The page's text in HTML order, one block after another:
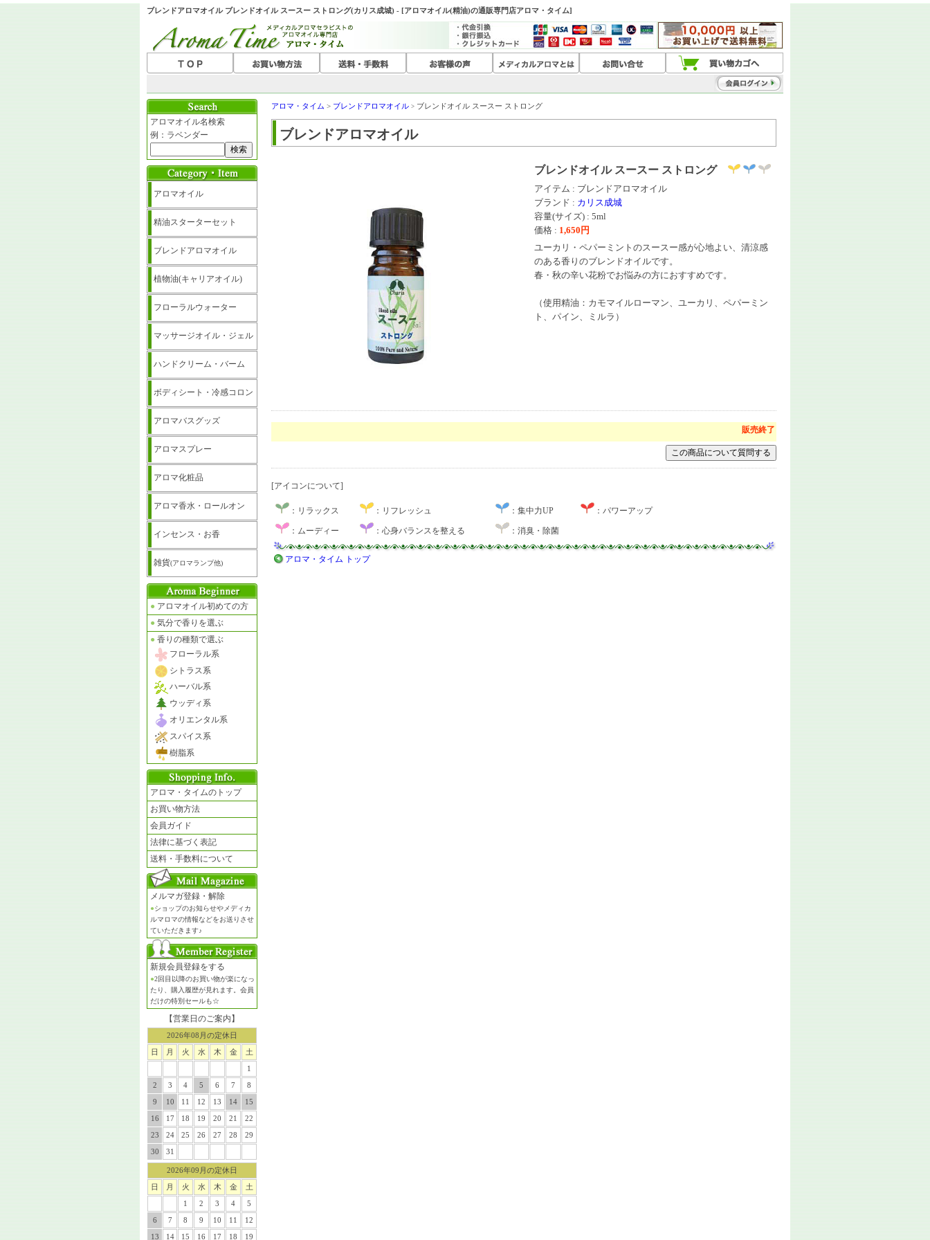
ブレンドアロマオイル ブレンドオイル スースー ストロング(カリス成城) - [アロマオイル(精油)の通販専門店アロマ・タイム]
アロマオイル名検索
例：ラベンダー
アロマオイル
精油スターターセット
ブレンドアロマオイル
植物油(キャリアオイル)
フローラルウォーター
マッサージオイル・ジェル
ハンドクリーム・バーム
ボディシート・冷感コロン
アロマバスグッズ
アロマスプレー
アロマ化粧品
アロマ香水・ロールオン
インセンス・お香
雑貨(アロマランプ他)
● アロマオイル初めての方
● 気分で香りを選ぶ
● 香りの種類で選ぶ
フローラル系
シトラス系
ハーバル系
ウッディ系
オリエンタル系
スパイス系
樹脂系
アロマ・タイムのトップ
お買い物方法
会員ガイド
法律に基づく表記
送料・手数料について
メルマガ登録・解除
●ショップのお知らせやメディカ
ルマロマの情報などをお送りさせ
ていただきます♪
新規会員登録をする
●2回目以降のお買い物が楽になっ
たり、購入履歴が見れます。会員
だけの特別セールも☆
【営業日のご案内】
2026年08月の定休日
日
月 火 水 木 金
土
1
2
3 4 5 6 7
8
9
10 11 12 13 14
15
16
17 18 19 20 21
22
23
24 25 26 27 28
29
30
31
2026年09月の定休日
日
月 火 水 木 金
土
1
2 3 4
5
6
7 8 9 10 11
12
13
14 15 16 17 18 19
アロマ・タイム > ブレンドアロマオイル > ブレンドオイル スースー ストロング
ブレンドアロマオイル
ブレンドオイル スースー ストロング
アイテム : ブレンドアロマオイル
ブランド : カリス成城
容量(サイズ) : 5ml
価格 : 1,650 円
ユーカリ・ペパーミントのスースー感が心地よい、清涼感
のある香りのブレンドオイルです。
春・秋の辛い花粉でお悩みの方におすすめです。
（使用精油：カモマイルローマン、ユーカリ、ペパーミン
ト、パイン、ミルラ）
販売終了
[アイコンについて]
：リラックス ：リフレッシュ ：集中力UP ：パワーアップ
：ムーディー ：心身バランスを整える ：消臭・除菌
アロマ・タイム トップ